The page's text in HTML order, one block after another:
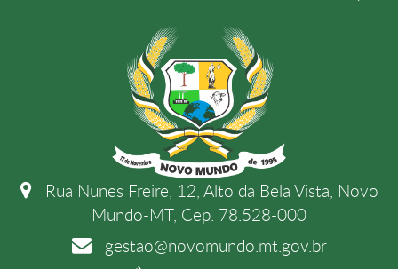
Rua Nunes Freire, 12, Alto da Bela Vista, Novo
Mundo-MT, Cep. 78.528-000
gestao@novomundo.mt.gov.br